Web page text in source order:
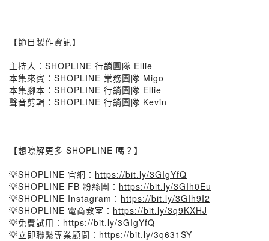
【節目製作資訊】
主持人：SHOPLINE 行銷團隊 Ellie
本集來賓：SHOPLINE 業務團隊 Migo
本集腳本：SHOPLINE 行銷團隊 Ellie
聲音剪輯：SHOPLINE 行銷團隊 Kevin
【想瞭解更多 SHOPLINE 嗎？】
💡SHOPLINE 官網： https://bit.ly/3GIgYfQ
💡SHOPLINE FB 粉絲團： https://bit.ly/3GIh0Eu
💡SHOPLINE Instagram： https://bit.ly/3GIh9I2
💡SHOPLINE 電商教室： https://bit.ly/3q9KXHJ
💡免費試用： https://bit.ly/3GIgYfQ
💡立即聯繫專業顧問： https://bit.ly/3q631SY